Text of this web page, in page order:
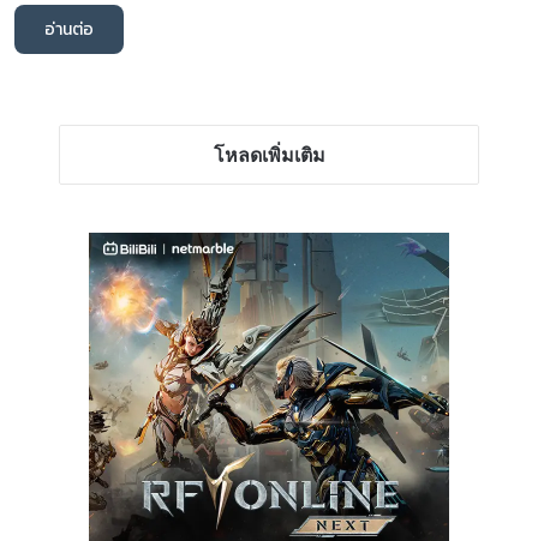
อ่านต่อ
โหลดเพิ่มเติม